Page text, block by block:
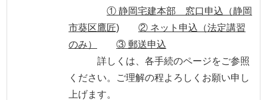
① 静岡宅建本部 窓口申込（静岡
市葵区鷹匠)
② ネット申込（法定講習
のみ）
③ 郵送申込
詳しくは、各手続のページをご参照
ください。ご理解の程よろしくお願い申し
上げます。